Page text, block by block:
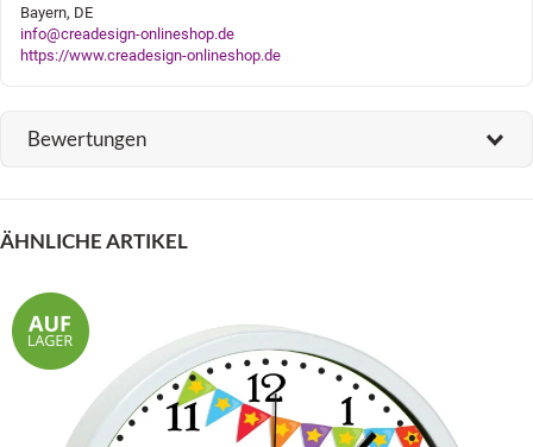
Bayern, DE
info@creadesign-onlineshop.de
https://www.creadesign-onlineshop.de
Bewertungen
ÄHNLICHE ARTIKEL